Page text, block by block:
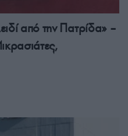
από την Πατρίδα» –